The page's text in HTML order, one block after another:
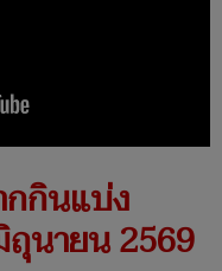
กกินแบ่ง
ถุนายน 2569